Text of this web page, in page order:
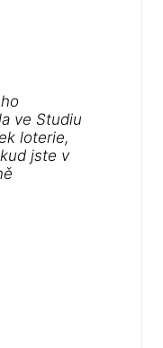
ve Studiu
loterie,
jste v